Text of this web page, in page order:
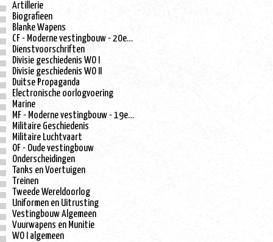
Artillerie
Biografieen
Blanke Wapens
CF - Moderne vestingbouw - 20e eeuw
Dienstvoorschriften
Divisie geschiedenis WO I
Divisie geschiedenis WO II
Duitse Propaganda
Electronische oorlogvoering
Marine
MF - Moderne vestingbouw - 19e eeuw
Militaire Geschiedenis
Militaire Luchtvaart
OF - Oude vestingbouw
Onderscheidingen
Tanks en Voertuigen
Treinen
Tweede Wereldoorlog
Uniformen en Uitrusting
Vestingbouw Algemeen
Vuurwapens en Munitie
WO I algemeen